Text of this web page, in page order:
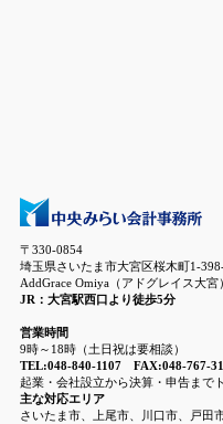
〒330-0854
埼玉県さいたま市大宮区桜木町1-
AddGrace Omiya（アドグレイス大宮
JR：大宮駅西口より徒歩5分
営業時間
9時～18時（土日祝は要相談）
TEL:048-840-1107 FAX:048-767-
起業・会社設立から決算・申告まで
主な対応エリア
さいたま市、上尾市、川口市、戸田